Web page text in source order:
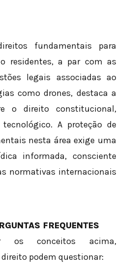
fundamentais para
residentes, a par com as
legais associadas ao
como drones, destaca a
o direito constitucional,
A proteção de
nesta área exige uma
informada, consciente
normativas internacionais
FREQUENTES
os conceitos acima,
podem questionar: